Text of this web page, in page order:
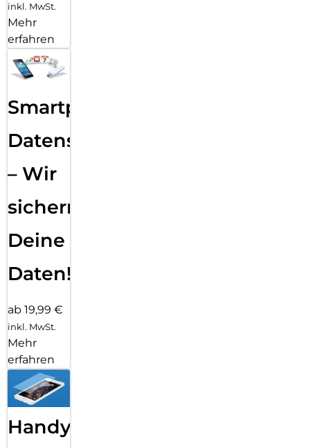
inkl. MwSt.
Mehr
erfahren
Smartphone
Datensicherung
– Wir
sichern
Deine
Daten!
ab 19,99 €
inkl. MwSt.
Mehr
erfahren
Handy